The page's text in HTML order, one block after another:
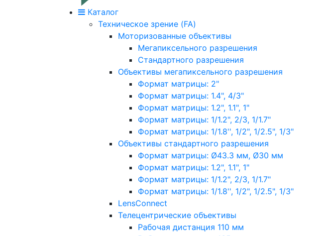
Каталог
Техническое зрение (FA)
Моторизованные объективы
Мегапиксельного разрешения
Стандартного разрешения
Объективы мегапиксельного разрешения
Формат матрицы: 2"
Формат матрицы: 1.4", 4/3"
Формат матрицы: 1.2", 1.1", 1"
Формат матрицы: 1/1.2", 2/3, 1/1.7"
Формат матрицы: 1/1.8'', 1/2", 1/2.5", 1/3"
Объективы стандартного разрешения
Формат матрицы: Ø43.3 мм, Ø30 мм
Формат матрицы: 1.2", 1.1", 1"
Формат матрицы: 1/1.2", 2/3, 1/1.7"
Формат матрицы: 1/1.8'', 1/2", 1/2.5", 1/3"
LensConnect
Телецентрические объективы
Рабочая дистанция 110 мм